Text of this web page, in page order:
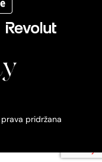
pridržana